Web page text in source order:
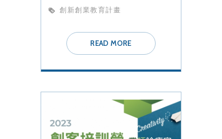
創新創業教育計畫
READ MORE